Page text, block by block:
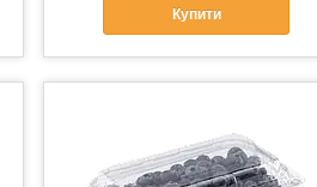
Купити